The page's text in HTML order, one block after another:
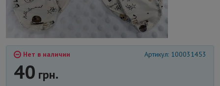
Нет в наличии Артикул: 100031453
40 грн.